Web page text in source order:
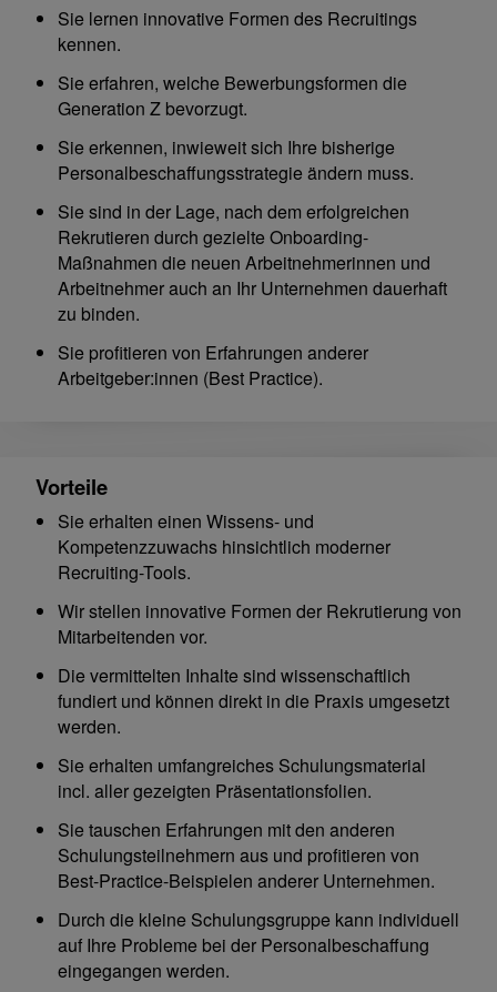
Sie lernen innovative Formen des Recruitings
kennen.
Sie erfahren, welche Bewerbungsformen die
Generation Z bevorzugt.
Sie erkennen, inwieweit sich Ihre bisherige
Personalbeschaffungsstrategie ändern muss.
Sie sind in der Lage, nach dem erfolgreichen
Rekrutieren durch gezielte Onboarding-
Maßnahmen die neuen Arbeitnehmerinnen und
Arbeitnehmer auch an Ihr Unternehmen dauerhaft
zu binden.
Sie profitieren von Erfahrungen anderer
Arbeitgeber:innen (Best Practice).
Vorteile
Sie erhalten einen Wissens- und
Kompetenzzuwachs hinsichtlich moderner
Recruiting-Tools.
Wir stellen innovative Formen der Rekrutierung von
Mitarbeitenden vor.
Die vermittelten Inhalte sind wissenschaftlich
fundiert und können direkt in die Praxis umgesetzt
werden.
Sie erhalten umfangreiches Schulungsmaterial
incl. aller gezeigten Präsentationsfolien.
Sie tauschen Erfahrungen mit den anderen
Schulungsteilnehmern aus und profitieren von
Best-Practice-Beispielen anderer Unternehmen.
Durch die kleine Schulungsgruppe kann individuell
auf Ihre Probleme bei der Personalbeschaffung
eingegangen werden.